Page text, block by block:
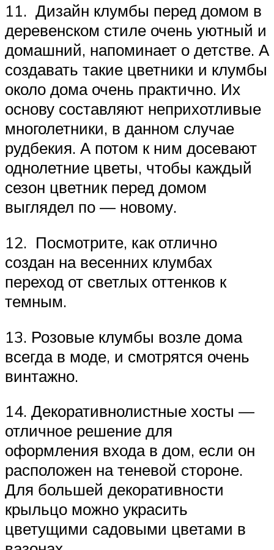
11. Дизайн клумбы перед домом в
деревенском стиле очень уютный и
домашний, напоминает о детстве. А
создавать такие цветники и клумбы
около дома очень практично. Их
основу составляют неприхотливые
многолетники, в данном случае
рудбекия. А потом к ним досевают
однолетние цветы, чтобы каждый
сезон цветник перед домом
выглядел по — новому.
12. Посмотрите, как отлично
создан на весенних клумбах
переход от светлых оттенков к
темным.
13. Розовые клумбы возле дома
всегда в моде, и смотрятся очень
винтажно.
14. Декоративнолистные хосты —
отличное решение для
оформления входа в дом, если он
расположен на теневой стороне.
Для большей декоративности
крыльцо можно украсить
цветущими садовыми цветами в